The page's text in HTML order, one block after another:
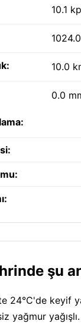
10.1
10.0
0.0
şu
24°C'de keyif
yağmur